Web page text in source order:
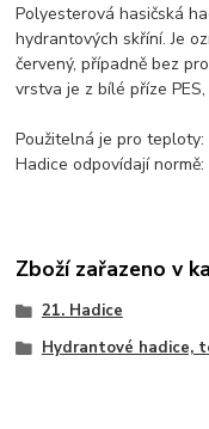
Polyesterová hasičská
hydrantových skříní. Je
červený, případně bez
vrstva je z bílé příze
Použitelná je pro teploty:
Hadice odpovídají
Zboží zařazeno v
21. Hadice
Hydrantové hadice,